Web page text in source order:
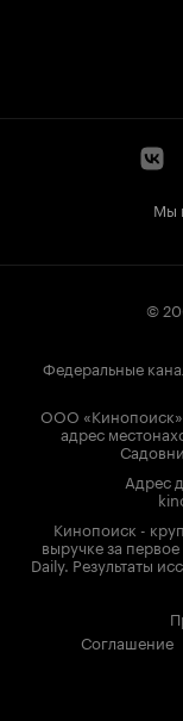
Мы
©
Федеральные
ООО «Кинопоиск»
адрес
Адрес
Кинопоиск -
выручке за
Daily. Результаты
Соглашение